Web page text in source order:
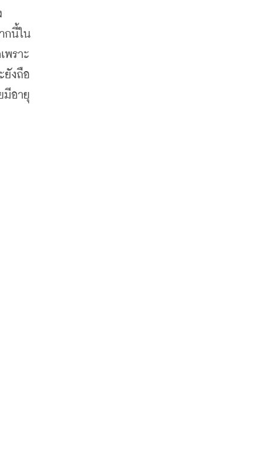
กนี้ใน
พราะ
ยังถือ
มีอายุ